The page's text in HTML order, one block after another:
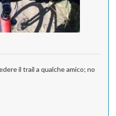
il trail a qualche amico; no